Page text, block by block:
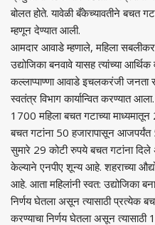
बोलत होते. यावेळी बँकेच्यावतीने बचत
म्हणून देण्यात आली.
आमदार आवाडे म्हणाले, महिला
उद्योजिका बनवावे यासह त्यांच्या
कल्लाप्पाण्णा आवाडे इचलकरंजी जनता
स्वतंत्र विभाग कार्यान्वित करण्यात
1700 महिला बचत गटाच्या
बचत गटांना 50 हजारापासून
सुमारे 29 कोटी रुपये बचत गटांना
केल्याने एनपीए शून्य आहे. शहराच्या
आहे. आता महिलांनी स्वत: उद्योजिका
निर्णय घेतला असून त्यासाठी प्रत्येक
करण्याचा निर्णय घेतला असून त्यासाठी